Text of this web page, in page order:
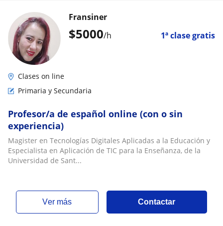
$5000/h 1ª clase gratis
Fransiner
Clases on line
Primaria y Secundaria
Profesor/a de español online (con o sin
experiencia)
Magister en Tecnologías Digitales Aplicadas a la Educación y
Especialista en Aplicación de TIC para la Enseñanza, de la
Universidad de Sant...
ver más Contactar